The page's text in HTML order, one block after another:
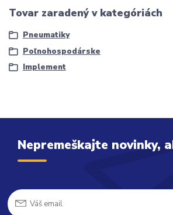
Tovar zaradený v kategóriách
Pneumatiky
Poľnohospodárske
Implement
Nepremeškajte novinky,